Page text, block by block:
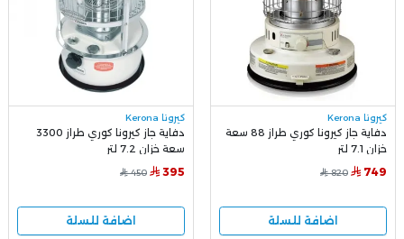
كيرونا Kerona
دفاية جاز كيرونا كوري طراز 88 سعة
خزان 7.1 لتر
749
820
اضافة للسلة
كيرونا Kerona
دفاية جاز كيرونا كوري طراز 3300
سعة خزان 7.2 لتر
395
450
اضافة للسلة